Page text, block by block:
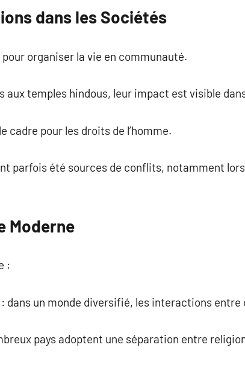
dans les Sociétés
organiser la vie en communauté.
aux temples hindous, leur impact est visible
cadre pour les droits de l’homme.
parfois été sources de conflits, notamment
Moderne
:
dans un monde diversifié, les interactions
pays adoptent une séparation entre